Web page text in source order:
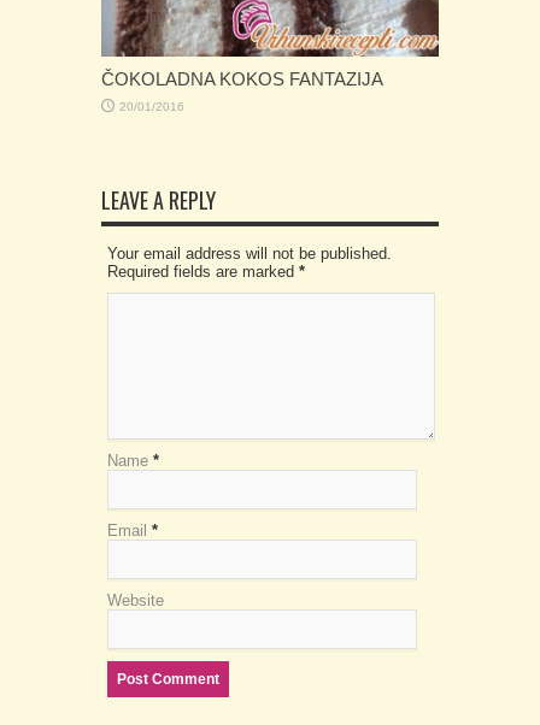
ČOKOLADNA KOKOS FANTAZIJA
20/01/2016
LEAVE A REPLY
Your email address will not be published.
Required fields are marked *
Name *
Email *
Website